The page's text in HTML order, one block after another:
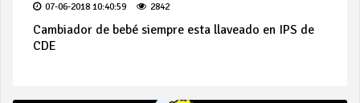
07-06-2018 10:40:59 2842
Cambiador de bebé siempre esta llaveado en IPS de
CDE